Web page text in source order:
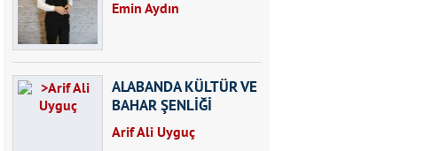
Emin Aydın
ALABANDA KÜLTÜR VE
BAHAR ŞENLİĞİ
Arif Ali Uyguç